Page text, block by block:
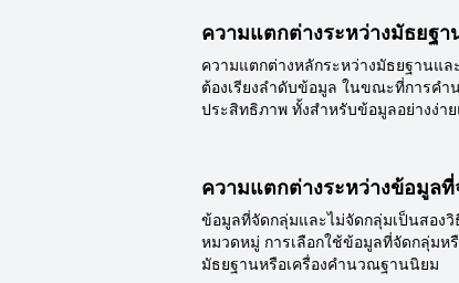
ความแตกต่างระหว่างมัธยฐ
ความแตกต่างหลักระหว่างมัธยฐาน
ต้องเรียงลำดับข้อมูล ในขณะที่การค
ประสิทธิภาพ ทั้งสำหรับข้อมูลอย่างง่
ความแตกต่างระหว่างข้อมูล
ข้อมูลที่จัดกลุ่มและไม่จัดกลุ่มเป็นสอง
หมวดหมู่ การเลือกใช้ข้อมูลที่จัดกลุ่ม
มัธยฐานหรือเครื่องคำนวณฐานนิยม